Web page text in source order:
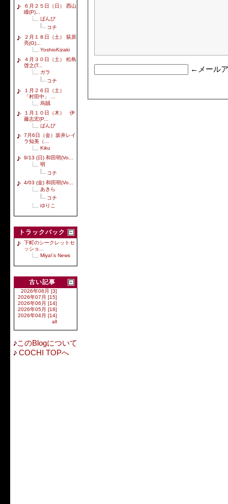
６月２５日（日） 西山
瞳(P)...
ばんび
コチ
２月１８日（土） 荻原
亮(G)...
YoshioKizaki
４月３０日（土） 松島
啓之(T...
ガラ
コチ
１月２６日（土）
「村田中」 ...
烏賊
１月１０日（木） 伊
藤志宏(P...
ばんび
7月6日（金）坂井レイ
ラ知美（...
Kiku
9/13 (日) 和田明(Vo...
明
コチ
4/03 (金) 和田明(Vo...
あきら
コチ
ゆりこ
トラックバック
下町のシークレットセ
ッショ...
Miya\'s News
古い記事
2026年08月 [3]
2026年07月 [15]
2026年06月 [14]
2026年05月 [18]
2026年04月 [14]
all
このBlogについて
COCHI TOPへ
←メール